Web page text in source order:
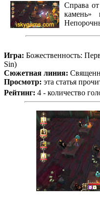
Справа
камень»
Игра: Божественность:
Sin)
Сюжетная линия:
Просмотр: эта статья
Рейтинг: 4 - количество